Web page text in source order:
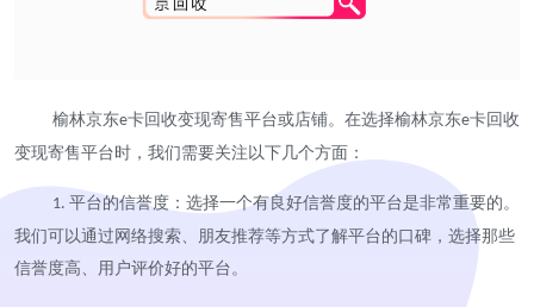
榆林京东e卡回收变现寄售平台或店铺。在选择榆林京东e卡回收
变现寄售平台时，我们需要关注以下几个方面：
1. 平台的信誉度：选择一个有良好信誉度的平台是非常重要的。
我们可以通过网络搜索、朋友推荐等方式了解平台的口碑，选择那些
信誉度高、用户评价好的平台。